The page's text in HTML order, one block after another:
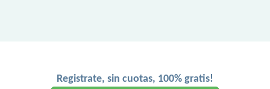
Registrate, sin cuotas, 100% gratis!